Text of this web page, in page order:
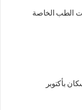
الطب الخاصة
بأكتوبر